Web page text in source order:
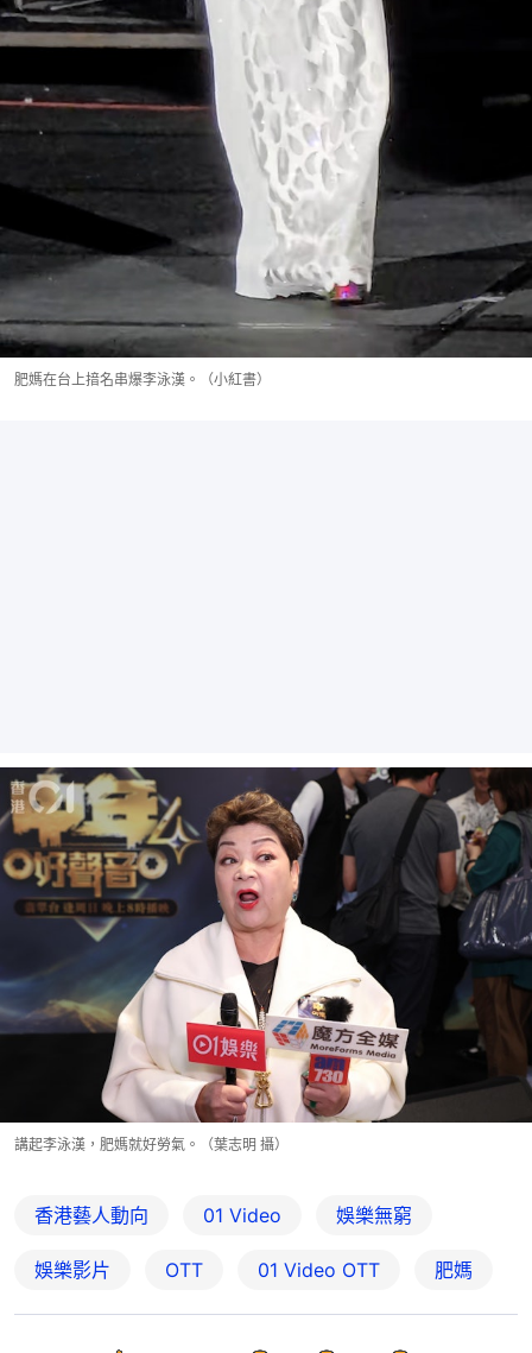
肥媽在台上揞名串爆李泳漢。（小紅書）
講起李泳漢，肥媽就好勞氣。（葉志明 攝）
香港藝人動向 01 Video 娛樂無窮
娛樂影片 OTT 01‌ ‌Video‌ ‌OTT 肥媽